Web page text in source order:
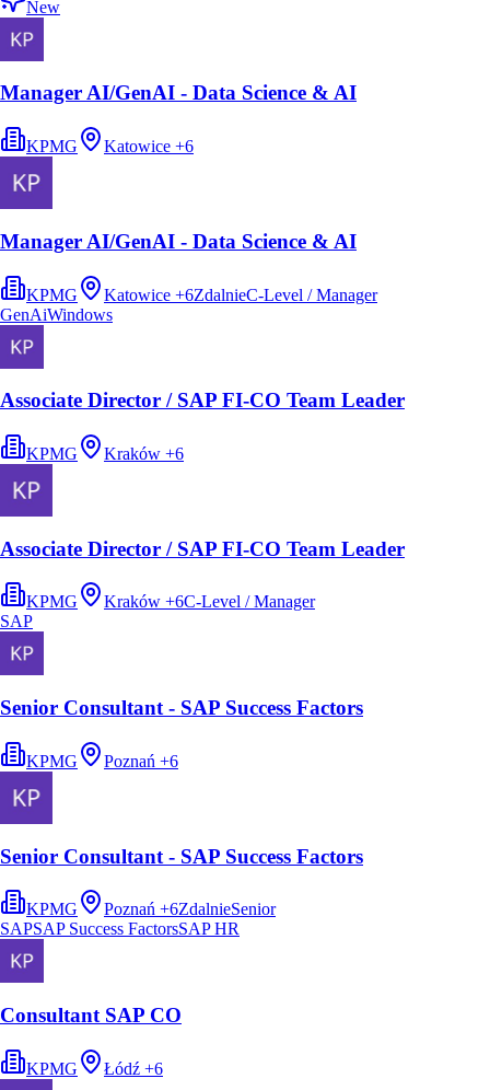
New
Manager AI/GenAI - Data Science & AI
KPMG Katowice +6
Manager AI/GenAI - Data Science & AI
KPMG Katowice +6ZdalnieC-Level / Manager
GenAiWindows
Associate Director / SAP FI-CO Team Leader
KPMG Kraków +6
Associate Director / SAP FI-CO Team Leader
KPMG Kraków +6C-Level / Manager
SAP
Senior Consultant - SAP Success Factors
KPMG Poznań +6
Senior Consultant - SAP Success Factors
KPMG Poznań +6ZdalnieSenior
SAPSAP Success FactorsSAP HR
Consultant SAP CO
KPMG Łódź +6